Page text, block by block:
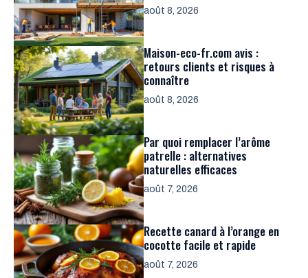
août 8, 2026
Maison-eco-fr.com avis :
retours clients et risques à
connaître
août 8, 2026
Par quoi remplacer l’arôme
patrelle : alternatives
naturelles efficaces
août 7, 2026
Recette canard à l’orange en
cocotte facile et rapide
août 7, 2026